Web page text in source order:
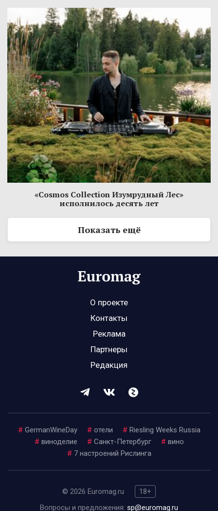
«Cosmos Collection Изумрудный Лес»
исполнилось десять лет
Показать ещё
О проекте
Контакты
Реклама
Партнеры
Редакция
# GermanWineDay # отели # Riesling Weeks Russia
# виноделие # Санкт-Петербург # вино
# 7 настроений Рислинга
© 2026 Euromag.ru
18+
Вопросы и предложения: sp@euromag.ru